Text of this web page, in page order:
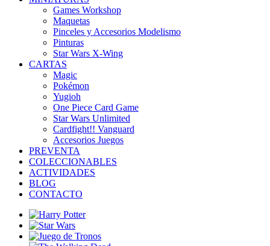
Games Workshop
Maquetas
Pinceles y Accesorios Modelismo
Pinturas
Star Wars X-Wing
CARTAS
Magic
Pokémon
Yugioh
One Piece Card Game
Star Wars Unlimited
Cardfight!! Vanguard
Accesorios Juegos
PREVENTA
COLECCIONABLES
ACTIVIDADES
BLOG
CONTACTO